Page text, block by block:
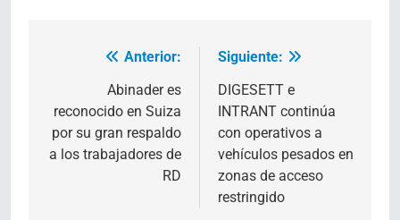
Navegación
entradas
Anterior:
Abinader es
reconocido en Suiza
por su gran respaldo
a los trabajadores de
RD
Siguiente:
DIGESETT e
INTRANT continúa
con operativos a
vehículos pesados en
zonas de acceso
restringido